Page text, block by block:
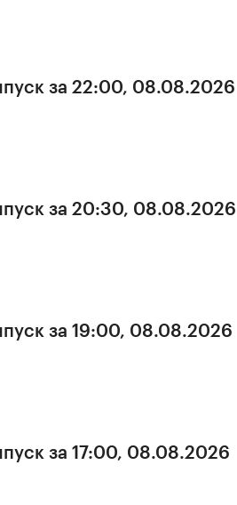
за 22:00, 08.08.2026
за 20:30, 08.08.2026
за 19:00, 08.08.2026
за 17:00, 08.08.2026